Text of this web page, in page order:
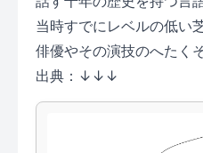
当時すでにレベルの低い
俳優やその演技のへたく
出典：↓↓↓